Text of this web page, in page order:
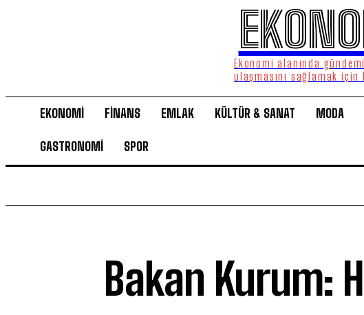
Ekonomi alanında
ulaşmasını sağlamak için
EKONOMİ FİNANS EMLAK KÜLTÜR & SANAT MODA
GASTRONOMİ SPOR
Bakan Kurum: